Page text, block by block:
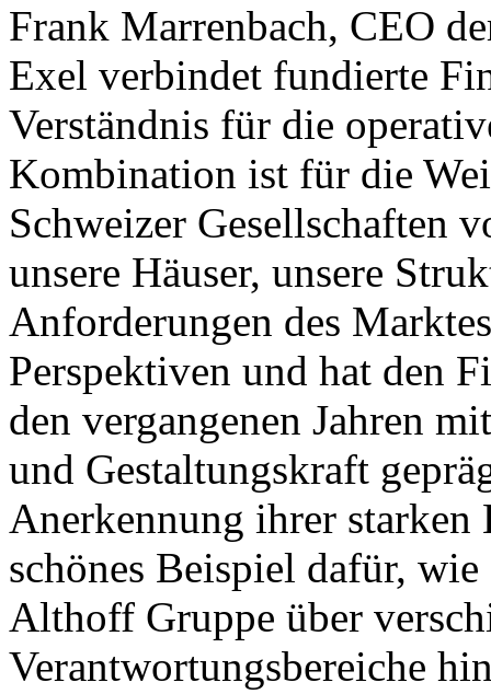
Frank Marrenbach, CEO
Exel verbindet fundierte
Verständnis für die
Kombination ist für die
Schweizer Gesellschaften
unsere Häuser, unsere
Anforderungen des
Perspektiven und hat den
den vergangenen Jahren
und Gestaltungskraft
Anerkennung ihrer
schönes Beispiel dafür,
Althoff Gruppe über
Verantwortungsbereiche